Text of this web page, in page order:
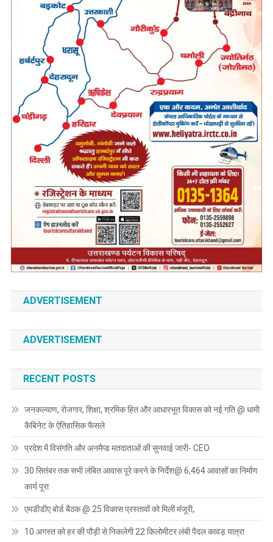
ADVERTISEMENT
ADVERTISEMENT
RECENT POSTS
जनकल्याण, रोजगार, शिक्षा, श्रमिक हित और आधारभूत विकास को नई गति @ धामी
कैबिनेट के ऐतिहासिक फैसले
प्रदेश में विसंगति और अनमैप्ड मतदाताओं की सुनवाई जारी- CEO
30 सितंबर तक सभी लंबित आवास पूरे करने के निर्देश@ 6,464 आवासों का निर्माण
कार्य पूरा
एमडीडीए बोर्ड बैठक @ 25 विकास प्रस्तावों को मिली मंजूरी,
10 अगस्त को हर की पौड़ी से निकलेगी 22 किलोमीटर लंबी पैदल कावड़ यात्रा